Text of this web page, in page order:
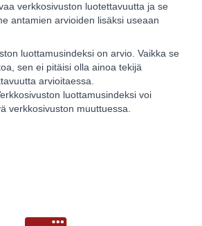
verkkosivuston luotettavuutta ja se
antamien arvioiden lisäksi useaan
luottamusindeksi on arvio. Vaikka se
sen ei pitäisi olla ainoa tekijä
arvioitaessa.
luottamusindeksi voi
verkkosivuston muuttuessa.